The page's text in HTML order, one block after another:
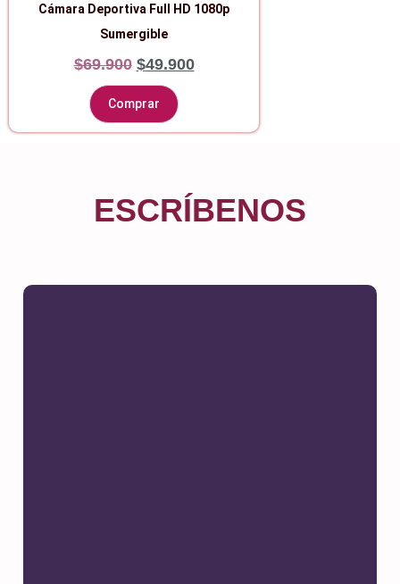
Cámara Deportiva Full HD 1080p
Sumergible
$69.900 $49.900
Comprar
ESCRÍBENOS